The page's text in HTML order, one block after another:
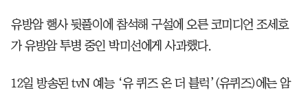
유방암 행사 뒷풀이에 참석해 구설에 오른 코미디언 조세호
가 유방암 투병 중인 박미선에게 사과했다.
12일 방송된 tvN 예능 ‘유 퀴즈 온 더 블럭’(유퀴즈)에는 암